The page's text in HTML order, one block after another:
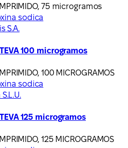
75 microgramos
sodica
S.A.
100 microgramos
100 MICROGRAMOS
sodica
125 microgramos
125 MICROGRAMOS